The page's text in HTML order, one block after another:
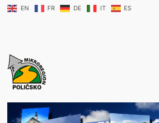
EN FR DE IT ES